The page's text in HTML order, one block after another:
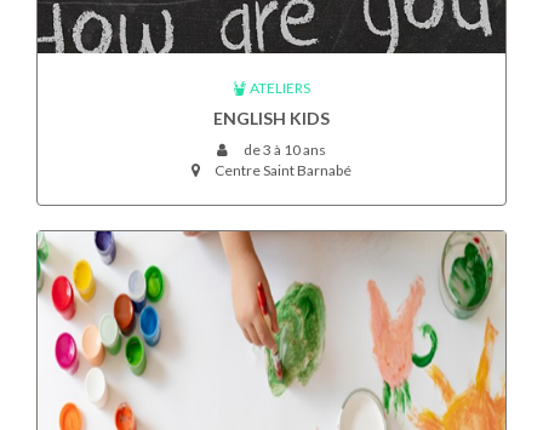
ATELIERS
ENGLISH KIDS
de 3 à 10 ans
Centre Saint Barnabé